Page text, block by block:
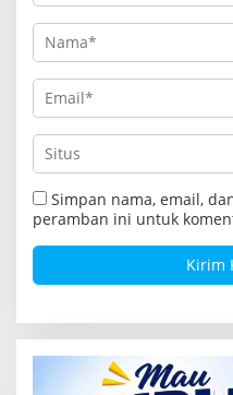
Simpan nama, email,
peramban ini untuk